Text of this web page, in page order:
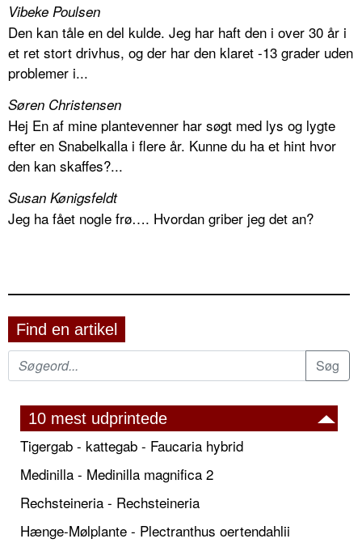
Vibeke Poulsen
Den kan tåle en del kulde. Jeg har haft den i over 30 år i
et ret stort drivhus, og der har den klaret -13 grader uden
problemer i...
Søren Christensen
Hej En af mine plantevenner har søgt med lys og lygte
efter en Snabelkalla i flere år. Kunne du ha et hint hvor
den kan skaffes?...
Susan Kønigsfeldt
Jeg ha fået nogle frø…. Hvordan griber jeg det an?
Find en artikel
10 mest udprintede
Tigergab - kattegab - Faucaria hybrid
Medinilla - Medinilla magnifica 2
Rechsteineria - Rechsteineria
Hænge-Mølplante - Plectranthus oertendahlii